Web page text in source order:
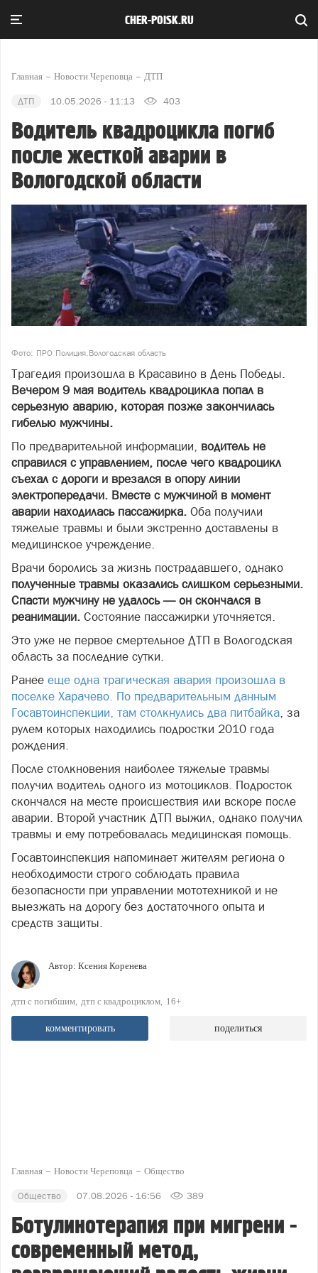
CHER-POISK.RU
Главная Новости Череповца ДТП
ДТП 10.05.2026 - 11:13 403
Водитель квадроцикла погиб
после жесткой аварии в
Вологодской области
Фото: ПРО Полиция.Вологодская область
Трагедия произошла в Красавино в День Победы.
Вечером 9 мая водитель квадроцикла попал в
серьезную аварию, которая позже закончилась
гибелью мужчины.
По предварительной информации, водитель не
справился с управлением, после чего квадроцикл
съехал с дороги и врезался в опору линии
электропередачи. Вместе с мужчиной в момент
аварии находилась пассажирка. Оба получили
тяжелые травмы и были экстренно доставлены в
медицинское учреждение.
Врачи боролись за жизнь пострадавшего, однако
полученные травмы оказались слишком серьезными.
Спасти мужчину не удалось — он скончался в
реанимации. Состояние пассажирки уточняется.
Это уже не первое смертельное ДТП в Вологодская
область за последние сутки.
Ранее еще одна трагическая авария произошла в
поселке Харачево. По предварительным данным
Госавтоинспекции, там столкнулись два питбайка, за
рулем которых находились подростки 2010 года
рождения.
После столкновения наиболее тяжелые травмы
получил водитель одного из мотоциклов. Подросток
скончался на месте происшествия или вскоре после
аварии. Второй участник ДТП выжил, однако получил
травмы и ему потребовалась медицинская помощь.
Госавтоинспекция напоминает жителям региона о
необходимости строго соблюдать правила
безопасности при управлении мототехникой и не
выезжать на дорогу без достаточного опыта и
средств защиты.
Автор: Ксения Коренева
дтп с погибшим дтп с квадроциклом 16+
комментировать поделиться
Главная Новости Череповца Общество
Общество 07.08.2026 - 16:56 389
Ботулинотерапия при мигрени -
современный метод,